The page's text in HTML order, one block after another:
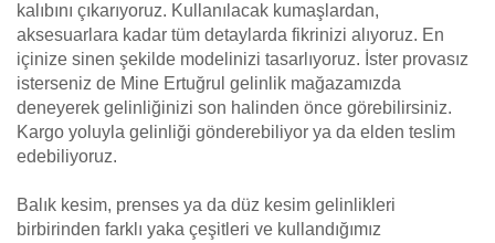
kalıbını çıkarıyoruz. Kullanılacak kumaşlardan,
aksesuarlara kadar tüm detaylarda fikrinizi alıyoruz. En
içinize sinen şekilde modelinizi tasarlıyoruz. İster provasız
isterseniz de Mine Ertuğrul gelinlik mağazamızda
deneyerek gelinliğinizi son halinden önce görebilirsiniz.
Kargo yoluyla gelinliği gönderebiliyor ya da elden teslim
edebiliyoruz.
Balık kesim, prenses ya da düz kesim gelinlikleri
birbirinden farklı yaka çeşitleri ve kullandığımız